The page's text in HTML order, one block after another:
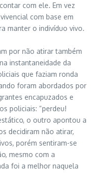
com ele. Em vez
com base em
manter o indivíduo vivo.
por não atirar também
instantaneidade da
que faziam ronda
foram abordados por
encapuzados e
policiais: “perdeu!
o outro apontou a
decidiram não atirar,
porém sentiram-se
mesmo com a
foi a melhor naquela